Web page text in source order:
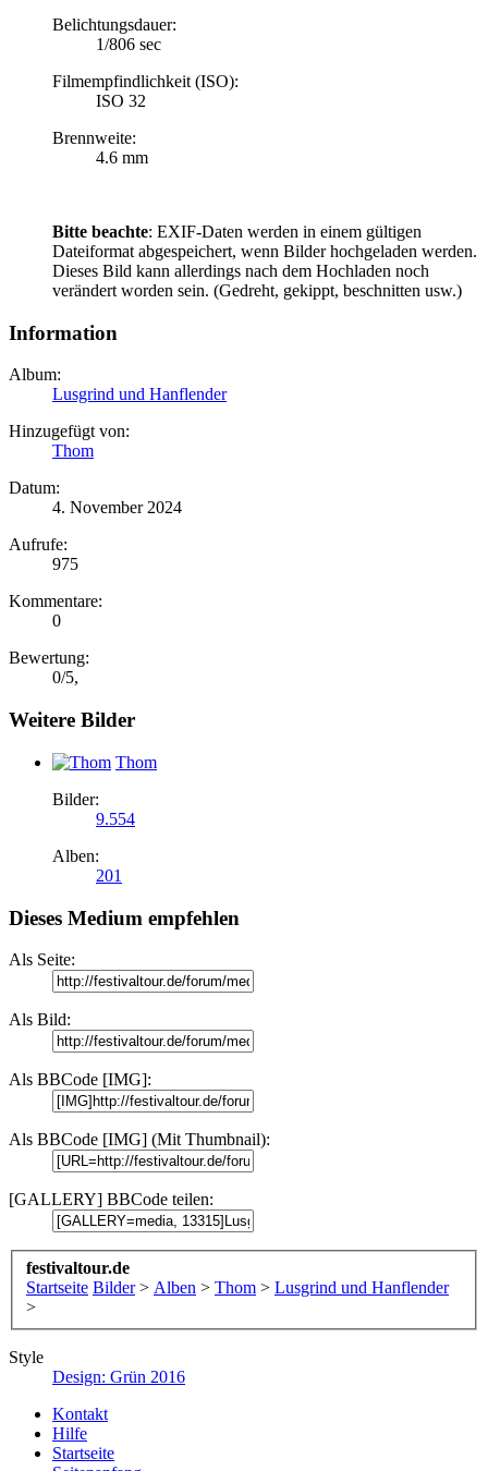
Belichtungsdauer:
1/806 sec
Filmempfindlichkeit (ISO):
ISO 32
Brennweite:
4.6 mm
Bitte beachte: EXIF-Daten werden in einem gültigen
Dateiformat abgespeichert, wenn Bilder hochgeladen werden.
Dieses Bild kann allerdings nach dem Hochladen noch
verändert worden sein. (Gedreht, gekippt, beschnitten usw.)
Information
Album:
Lusgrind und Hanflender
Hinzugefügt von:
Thom
Datum:
4. November 2024
Aufrufe:
975
Kommentare:
0
Bewertung:
0/5,
Weitere Bilder
Thom
Bilder:
9.554
Alben:
201
Dieses Medium empfehlen
Als Seite:
Als Bild:
Als BBCode [IMG]:
Als BBCode [IMG] (Mit Thumbnail):
[GALLERY] BBCode teilen:
festivaltour.de
Startseite Bilder > Alben > Thom > Lusgrind und Hanflender
>
Style
Design: Grün 2016
Kontakt
Hilfe
Startseite